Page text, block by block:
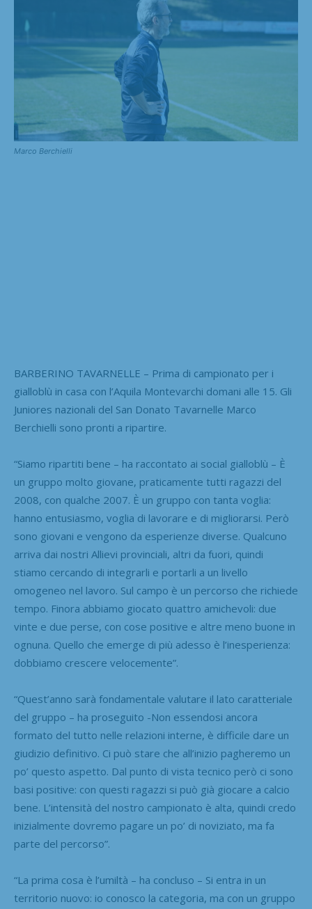
Marco Berchielli
BARBERINO TAVARNELLE – Prima di campionato per i
gialloblù in casa con l’Aquila Montevarchi domani alle 15. Gli
Juniores nazionali del San Donato Tavarnelle Marco
Berchielli sono pronti a ripartire.
“Siamo ripartiti bene – ha raccontato ai social gialloblù – È
un gruppo molto giovane, praticamente tutti ragazzi del
2008, con qualche 2007. È un gruppo con tanta voglia:
hanno entusiasmo, voglia di lavorare e di migliorarsi. Però
sono giovani e vengono da esperienze diverse. Qualcuno
arriva dai nostri Allievi provinciali, altri da fuori, quindi
stiamo cercando di integrarli e portarli a un livello
omogeneo nel lavoro. Sul campo è un percorso che richiede
tempo. Finora abbiamo giocato quattro amichevoli: due
vinte e due perse, con cose positive e altre meno buone in
ognuna. Quello che emerge di più adesso è l’inesperienza:
dobbiamo crescere velocemente”.
“Quest’anno sarà fondamentale valutare il lato caratteriale
del gruppo – ha proseguito -Non essendosi ancora
formato del tutto nelle relazioni interne, è difficile dare un
giudizio definitivo. Ci può stare che all’inizio pagheremo un
po’ questo aspetto. Dal punto di vista tecnico però ci sono
basi positive: con questi ragazzi si può già giocare a calcio
bene. L’intensità del nostro campionato è alta, quindi credo
inizialmente dovremo pagare un po’ di noviziato, ma fa
parte del percorso”.
“La prima cosa è l’umiltà – ha concluso – Si entra in un
territorio nuovo: io conosco la categoria, ma con un gruppo